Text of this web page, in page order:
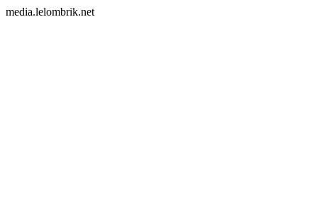
media.lelombrik.net